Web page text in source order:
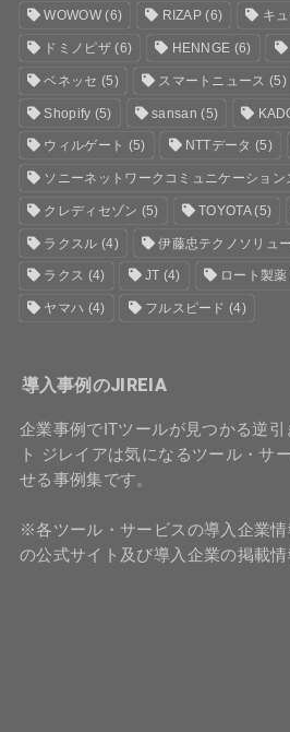
WOWOW(6) RIZAP (6) キ
ドミノピザ(6) HENNGE (6)
ベネッセ (5) スマートニュース (5)
Shopify (5) sansan (5)
ウィルゲート (5) NTTデータ (5)
ソニーネットワークコミュニケーション
クレディセゾン (5) TOYOTA(5)
ラクスル (4) 伊藤忠テクノソリュ
ラクス (4) JT (4) ロート製薬
ヤマハ (4) フルスピード (4)
導入事例のJIREIA
企業事例でITツールが見つかる逆引
ト ジレイアは気になるツール・サ
せる事例集です。
※各ツール・サービスの導入企業
の公式サイト及び導入企業の掲載情